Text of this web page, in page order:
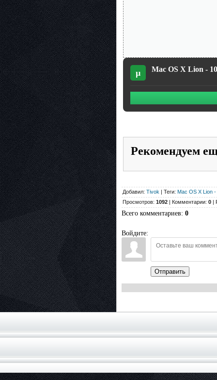
µ Mac OS X Lion -
Рекомендуем
Добавил: Tivok | Теги: Mac OS X Lion -
Просмотров: 1092 | Комментарии: 0 |
Всего комментариев: 0
Войдите:
Отправить